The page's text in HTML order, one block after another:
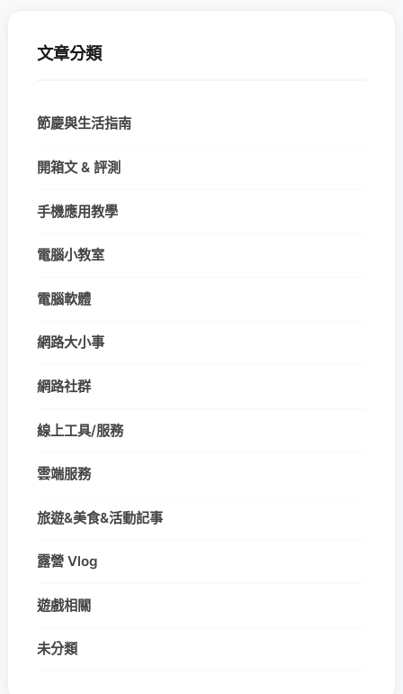
文章分類
節慶與生活指南
開箱文 & 評測
手機應用教學
電腦小教室
電腦軟體
網路大小事
網路社群
線上工具/服務
雲端服務
旅遊&美食&活動記事
露營 Vlog
遊戲相關
未分類